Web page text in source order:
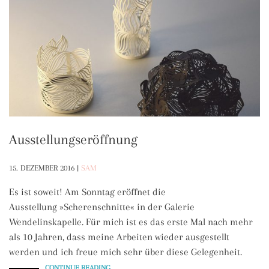
Ausstellungseröffnung
15. DEZEMBER 2016 | SAM
Es ist soweit! Am Sonntag eröffnet die
Ausstellung »Scherenschnitte« in der Galerie
Wendelinskapelle. Für mich ist es das erste Mal nach mehr
als 10 Jahren, dass meine Arbeiten wieder ausgestellt
werden und ich freue mich sehr über diese Gelegenheit.
„AUSSTELLUNGSERÖFFNUNG“